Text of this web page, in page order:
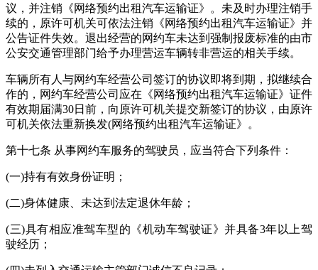
议，并注销《网络预约出租汽车运输证》。未及时办理注销手
续的，原许可机关可依法注销《网络预约出租汽车运输证》并
公告证件失效。退出经营的网约车未达到强制报废标准的由市
公安交通管理部门给予办理营运车辆转非营运的相关手续。
车辆所有人与网约车经营公司签订的协议即将到期，拟继续合
作的，网约车经营公司应在《网络预约出租汽车运输证》证件
有效期届满30日前，向原许可机关提交新签订的协议，由原许
可机关依法重新换发(网络预约出租汽车运输证》。
第十七条 从事网约车服务的驾驶员，应当符合下列条件：
(一)持有有效身份证明；
(二)身体健康、未达到法定退休年龄；
(三)具有相应准驾车型的《机动车驾驶证》并具备3年以上驾
驶经历；